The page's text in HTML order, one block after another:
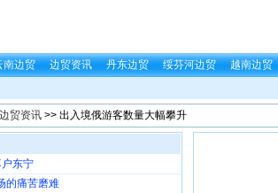
南边贸 边贸资讯 丹东边贸 绥芬河边贸 越南边贸
边贸资讯 >> 出入境俄游客数量大幅攀升
东宁
的痛苦磨难